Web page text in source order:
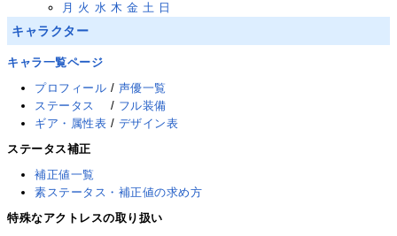
月 火 水 木 金 土 日
キャラクター
キャラ一覧ページ
プロフィール / 声優一覧
ステータス
/ フル装備
ギア・属性表 / デザイン表
ステータス補正
補正値一覧
素ステータス・補正値の求め方
特殊なアクトレスの取り扱い